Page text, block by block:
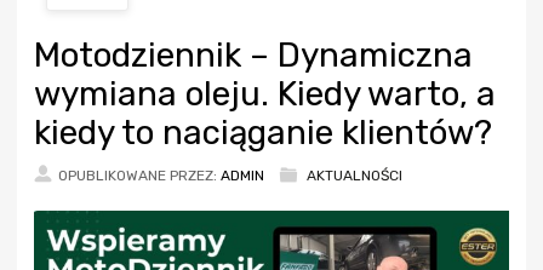
Motodziennik – Dynamiczna
wymiana oleju. Kiedy warto, a
kiedy to naciąganie klientów?
OPUBLIKOWANE PRZEZ: ADMIN AKTUALNOŚCI